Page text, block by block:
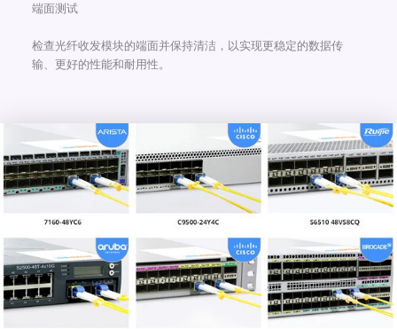
端面测试
检查光纤收发模块的端面并保持清洁，以实现更稳定的数据传
输、更好的性能和耐用性。